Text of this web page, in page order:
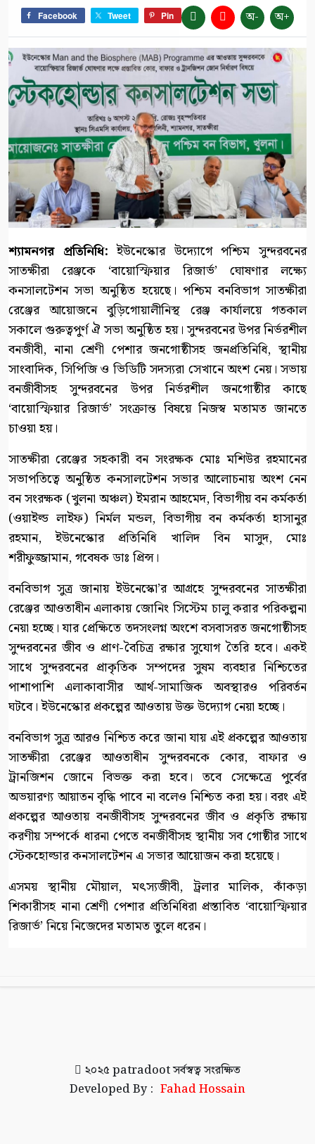
Facebook Tweet Pin অ- অ+
শ্যামনগর প্রতিনিধি: ইউনেস্কোর উদ্যোগে পশ্চিম সুন্দরবনের
সাতক্ষীরা রেঞ্জকে ‘বায়োস্ফিয়ার রিজার্ভ’ ঘোষণার লক্ষ্যে
কনসালটেশন সভা অনুষ্ঠিত হয়েছে। পশ্চিম বনবিভাগ সাতক্ষীরা
রেঞ্জের আয়োজনে বুড়িগোয়ালীনিস্থ রেঞ্জ কার্যালয়ে গতকাল
সকালে গুরুত্বপুর্ণ ঐ সভা অনুষ্ঠিত হয়। সুন্দরবনের উপর নির্ভরশীল
বনজীবী, নানা শ্রেণী পেশার জনগোষ্ঠীসহ জনপ্রতিনিধি, স্থানীয়
সাংবাদিক, সিপিজি ও ভিডিটি সদস্যরা সেখানে অংশ নেয়। সভায়
বনজীবীসহ সুন্দরবনের উপর নির্ভরশীল জনগোষ্ঠীর কাছে
‘বায়োস্ফিয়ার রিজার্ভ’ সংক্রান্ত বিষয়ে নিজস্ব মতামত জানতে
চাওয়া হয়।
সাতক্ষীরা রেঞ্জের সহকারী বন সংরক্ষক মোঃ মশিউর রহমানের
সভাপতিত্বে অনুষ্ঠিত কনসালটেশন সভার আলোচনায় অংশ নেন
বন সংরক্ষক (খুলনা অঞ্চল) ইমরান আহমেদ, বিভাগীয় বন কর্মকর্তা
(ওয়াইল্ড লাইফ) নির্মল মন্ডল, বিভাগীয় বন কর্মকর্তা হাসানুর
রহমান, ইউনেস্কোর প্রতিনিধি খালিদ বিন মাসুদ, মোঃ
শরীফুজ্জামান, গবেষক ডাঃ প্রিন্স।
বনবিভাগ সুত্র জানায় ইউনেস্কো’র আগ্রহে সুন্দরবনের সাতক্ষীরা
রেঞ্জের আওতাধীন এলাকায় জোনিং সিস্টেম চালু করার পরিকল্পনা
নেয়া হচ্ছে। যার প্রেক্ষিতে তদসংলগ্ন অংশে বসবাসরত জনগোষ্ঠীসহ
সুন্দরবনের জীব ও প্রাণ-বৈচিত্র রক্ষার সুযোগ তৈরি হবে। একই
সাথে সুন্দরবনের প্রাকৃতিক সম্পদের সুষম ব্যবহার নিশ্চিতের
পাশাপাশি এলাকাবাসীর আর্থ-সামাজিক অবস্থারও পরিবর্তন
ঘটবে। ইউনেস্কোর প্রকল্পের আওতায় উক্ত উদ্যোগ নেয়া হচ্ছে।
বনবিভাগ সুত্র আরও নিশ্চিত করে জানা যায় এই প্রকল্পের আওতায়
সাতক্ষীরা রেঞ্জের আওতাধীন সুন্দরবনকে কোর, বাফার ও
ট্রানজিশন জোনে বিভক্ত করা হবে। তবে সেক্ষেত্রে পুর্বের
অভয়ারণ্য আয়াতন বৃদ্ধি পাবে না বলেও নিশ্চিত করা হয়। বরং এই
প্রকল্পের আওতায় বনজীবীসহ সুন্দরবনের জীব ও প্রকৃতি রক্ষায়
করণীয় সম্পর্কে ধারনা পেতে বনজীবীসহ স্থানীয় সব গোষ্ঠীর সাথে
স্টেকহোল্ডার কনসালটেশন এ সভার আয়োজন করা হয়েছে।
এসময় স্থানীয় মৌয়াল, মৎস্যজীবী, ট্রলার মালিক, কাঁকড়া
শিকারীসহ নানা শ্রেণী পেশার প্রতিনিধিরা প্রস্তাবিত ‘বায়োস্ফিয়ার
রিজার্ভ’ নিয়ে নিজেদের মতামত তুলে ধরেন।
২০২৫ patradootসর্বস্বত্ব সংরক্ষিত
Developed By : Fahad Hossain